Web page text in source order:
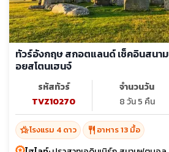
ทัวร์อังกฤษ สกอตแลนด์ เช็คอินสนา
อยสโตนเฮนจ์
รหัสทัวร์
TVZ10270
จำนวนวัน
8 วัน 5 คืน
hotel_classโรงแรม 4 ดาว restaurant อาหาร 13 มื้อ